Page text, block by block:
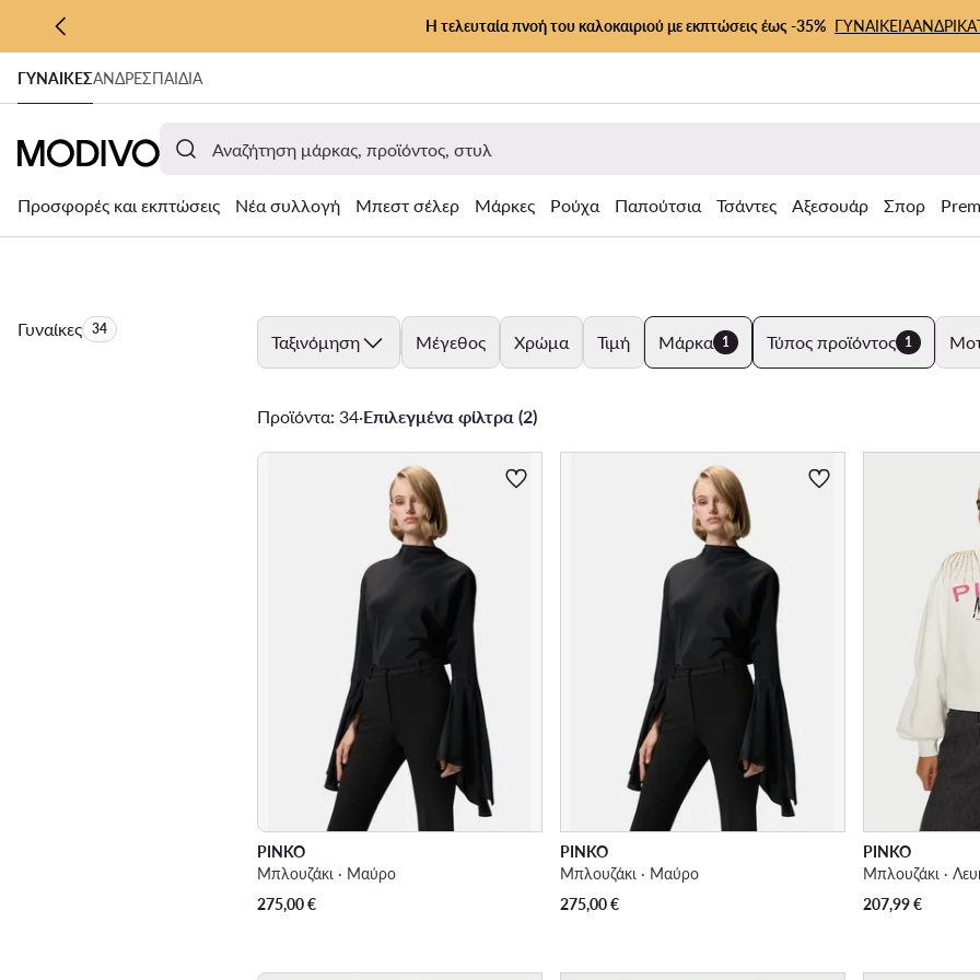
ΜΕΤΆΒΑΣΗ ΣΤΟ ΚΎΡΙΟ ΠΕΡΙΕΧΌΜΕΝΟ
ΜΕΤΆΒΑΣΗ ΣΤΗΝ ΑΝΑΖΉΤΗΣΗ
Η τελευταία πνοή του καλοκαιριού με εκπτώσεις έως -35% ΓΥΝΑΙΚΕΙΑΑΝΔΡΙΚΑ
ΓΥΝΑΊΚΕΣΑΝΔΡΕΣΠΑΙΔΙΑ
Προσφορές και εκπτώσεις Νέα συλλογή Μπεστ σέλερ Μάρκες Ρούχα Παπούτσια Τσάντες Αξεσουάρ Σπορ
ΓυναίκεςΑριθμός προϊόντων:
34
Ταξινόμηση Μέγεθος Χρώμα Τιμή Μάρκα 1 Τύπος προϊόντος 1
Προϊόντα: 34·Επιλεγμένα φίλτρα (2)
PINKO
Μπλουζάκι · Μαύρο
275,00€
PINKO
Μπλουζάκι · Μαύρο
275,00€
PINKO
Μπλουζάκι ·
207,99€